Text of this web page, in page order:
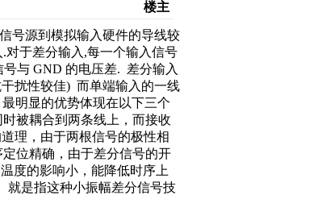
楼主
号源到模拟输入硬件的导线较
对于差分输入,每一个输入信号
与 GND 的电压差. 差分输入
扰性较佳) 而单端输入的一线
明显的优势体现在以下三个
被耦合到两条线上，而接收
理，由于两根信号的极性相
位精确，由于差分信号的开
度的影响小，能降低时序上
就是指这种小振幅差分信号技